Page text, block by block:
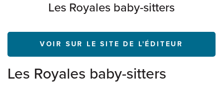
Les Royales baby-sitters
VOIR SUR LE SITE DE L'ÉDITEUR
Les Royales baby-sitters